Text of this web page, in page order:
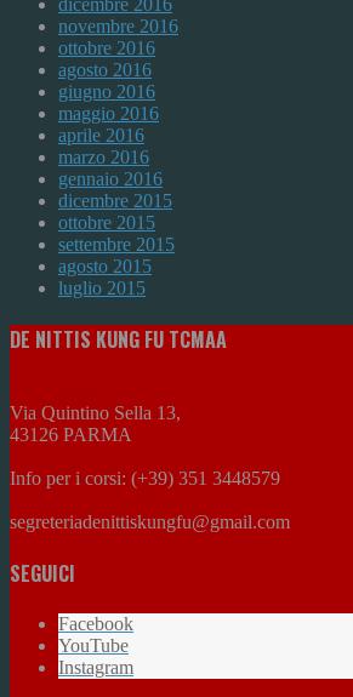
dicembre 2016
novembre 2016
ottobre 2016
agosto 2016
giugno 2016
maggio 2016
aprile 2016
marzo 2016
gennaio 2016
dicembre 2015
ottobre 2015
settembre 2015
agosto 2015
luglio 2015
DE NITTIS KUNG FU TCMAA
Via Quintino Sella 13,
43126 PARMA
Info per i corsi: (+39) 351 3448579
segreteriadenittiskungfu@gmail.com
SEGUICI
Facebook
YouTube
Instagram